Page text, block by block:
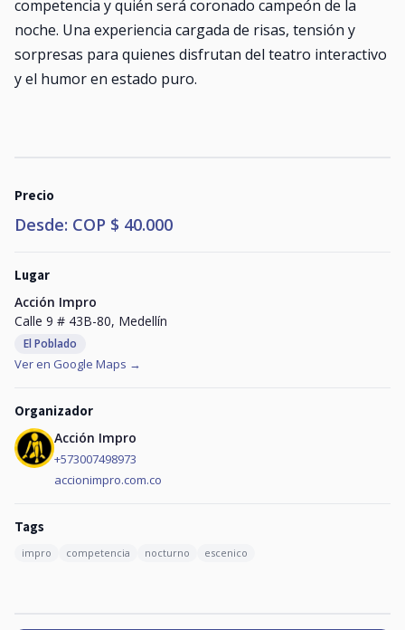
competencia y quién será coronado campeón de la
noche. Una experiencia cargada de risas, tensión y
sorpresas para quienes disfrutan del teatro interactivo
y el humor en estado puro.
Precio
Desde: COP $ 40.000
Lugar
Acción Impro
Calle 9 # 43B-80, Medellín
El Poblado
Ver en Google Maps →
Organizador
Acción Impro
+573007498973
accionimpro.com.co
Tags
impro competencia nocturno escenico